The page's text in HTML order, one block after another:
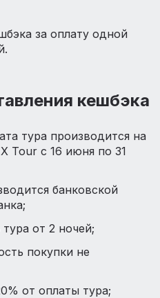
за оплату одной
кешбэка
тура производится на
Tour с 16 июня по 31
банковской
от 2 ночей;
покупки не
от оплаты тура;